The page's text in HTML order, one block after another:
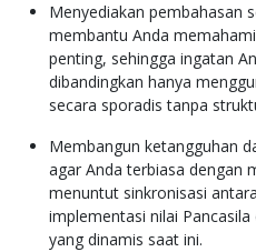
Menyediakan pembahasan
membantu Anda
penting, sehingga ingatan
dibandingkan hanya
secara sporadis tanpa
Membangun ketangguhan
agar Anda terbiasa dengan
menuntut sinkronisasi
implementasi nilai
yang dinamis saat ini.